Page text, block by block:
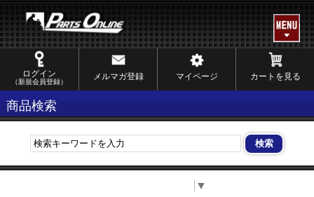
ログイン
（新規会員登録）
メルマガ登録 マイページ カートを見る
商品検索
▼